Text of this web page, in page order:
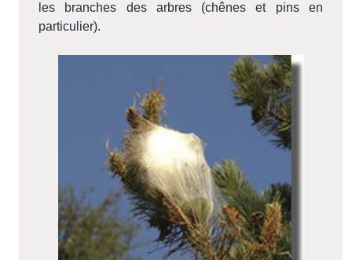
les branches des arbres (chênes et pins en
particulier).